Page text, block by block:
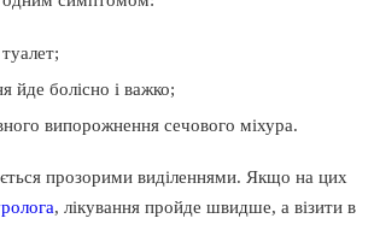
йде болісно і важко;
випорожнення сечового міхура.
прозорими виділеннями. Якщо на цих
, лікування пройде швидше, а візити в